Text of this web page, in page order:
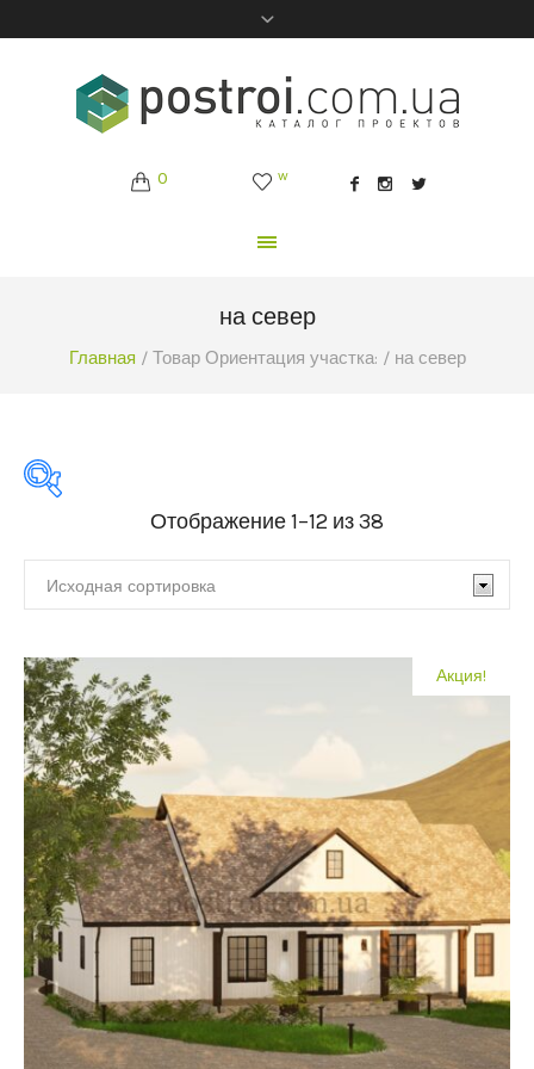
0 w
на север
Главная / Товар Ориентация участка: / на север
По
этажности:
Одноэтажные
C мансардой
Двухэтажные(16)
На две семьи
120 - 150 м²(12)
150 - 180 м² (9)
180 - 210 м²(5)
210 - 260 м² (3)
Отображение 1–12 из 38
Акция!